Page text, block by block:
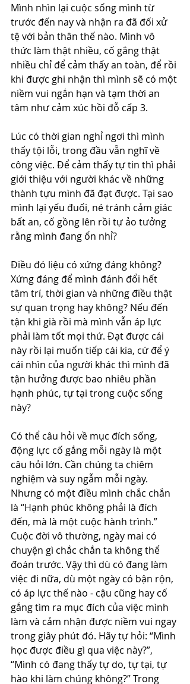
Mình nhìn lại cuộc sống mình từ
trước đến nay và nhận ra đã đối xử
tệ với bản thân thế nào. Mình vô
thức làm thật nhiều, cố gắng thật
nhiều chỉ để cảm thấy an toàn, để rồi
khi được ghi nhận thì mình sẽ có một
niềm vui ngắn hạn và tạm thời an
tâm như cảm xúc hồi đỗ cấp 3.
Lúc có thời gian nghỉ ngơi thì mình
thấy tội lỗi, trong đầu vẫn nghĩ về
công việc. Để cảm thấy tự tin thì phải
giới thiệu với người khác về những
thành tựu mình đã đạt được. Tại sao
mình lại yếu đuối, né tránh cảm giác
bất an, cố gồng lên rồi tự ảo tưởng
rằng mình đang ổn nhỉ?
Điều đó liệu có xứng đáng không?
Xứng đáng để mình đánh đổi hết
tâm trí, thời gian và những điều thật
sự quan trọng hay không? Nếu đến
tận khi già rồi mà mình vẫn áp lực
phải làm tốt mọi thứ. Đạt được cái
này rồi lại muốn tiếp cái kia, cứ để ý
cái nhìn của người khác thì mình đã
tận hưởng được bao nhiêu phần
hạnh phúc, tự tại trong cuộc sống
này?
Có thể câu hỏi về mục đích sống,
động lực cố gắng mỗi ngày là một
câu hỏi lớn. Cần chúng ta chiêm
nghiệm và suy ngẫm mỗi ngày.
Nhưng có một điều mình chắc chắn
là “Hạnh phúc không phải là đích
đến, mà là một cuộc hành trình.”
Cuộc đời vô thường, ngày mai có
chuyện gì chắc chắn ta không thể
đoán trước. Vậy thì dù có đang làm
việc đi nữa, dù một ngày có bận rộn,
có áp lực thế nào - cậu cũng hay cố
gắng tìm ra mục đích của việc mình
làm và cảm nhận được niềm vui ngay
trong giây phút đó. Hãy tự hỏi: “Mình
học được điều gì qua việc này?”,
“Mình có đang thấy tự do, tự tại, tự
hào khi làm chúng không?” Trong